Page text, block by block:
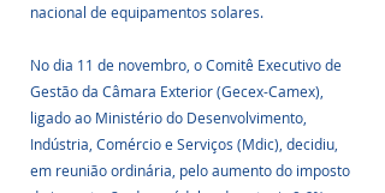
nacional de equipamentos solares.
No dia 11 de novembro, o Comitê Executivo de
Gestão da Câmara Exterior (Gecex-Camex),
ligado ao Ministério do Desenvolvimento,
Indústria, Comércio e Serviços (Mdic), decidiu,
em reunião ordinária, pelo aumento do imposto